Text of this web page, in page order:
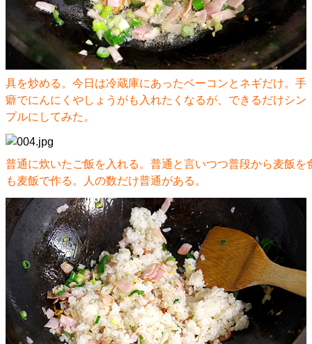
具を炒める。今日は冷蔵庫にあったベーコンとネギだけ。手
癖でにんにくやしょうがも入れたくなるが、できるだけシン
プルにしてみた。
普通に炊いたご飯を入れる。普通と言いつつ普段から麦飯を
も麦飯で作る。人の数だけ普通がある。